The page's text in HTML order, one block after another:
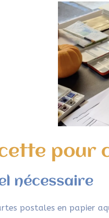
pour
nécessaire
postales en papier